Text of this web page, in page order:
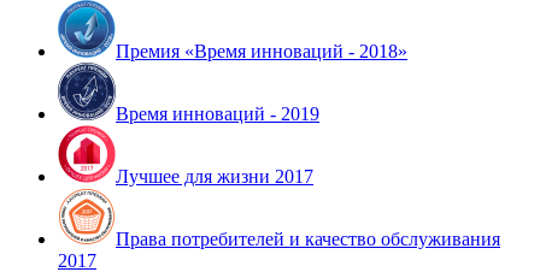
Премия «Время инноваций - 2018»
Время инноваций - 2019
Лучшее для жизни 2017
Права потребителей и качество обслуживания
2017